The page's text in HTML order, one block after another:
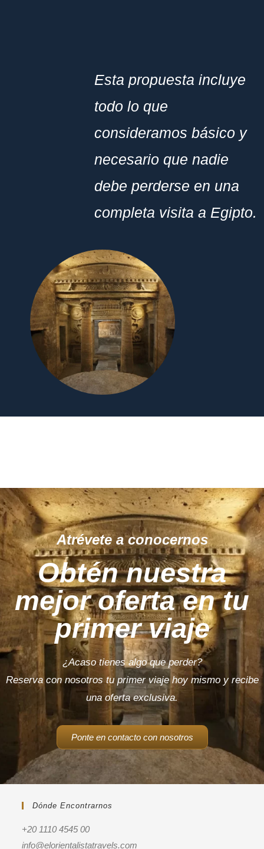
Esta propuesta incluye
todo lo que
consideramos básico y
necesario que nadie
debe perderse en una
completa visita a Egipto.
Atrévete a conocernos
Obtén nuestra
mejor oferta en tu
primer viaje
¿Acaso tienes algo que perder?
Reserva con nosotros tu primer viaje hoy mismo y recibe
una oferta exclusiva.
Ponte en contacto con nosotros
Dónde Encontrarnos
+20 1110 4545 00
info@elorientalistatravels.com